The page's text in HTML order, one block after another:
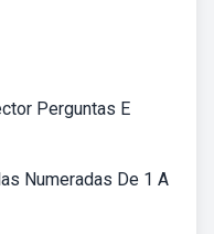
Perguntas E
Numeradas De 1 A